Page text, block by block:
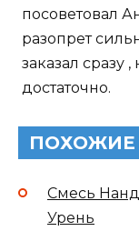
посоветовал
разопрет
заказал сразу
достаточно.
ПОХОЖИЕ
Смесь
Урень